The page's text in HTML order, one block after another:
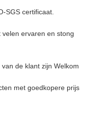
SGS certificaat.
ervaren en stong
de klant zijn Welkom
met goedkopere prijs